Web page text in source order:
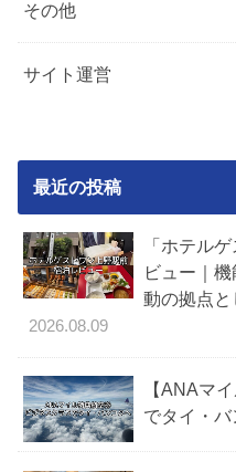
その他
サイト運営
最近の投稿
「ホテル
ビュー｜
動の拠点
2026.08.09
【ANAマ
でタイ・